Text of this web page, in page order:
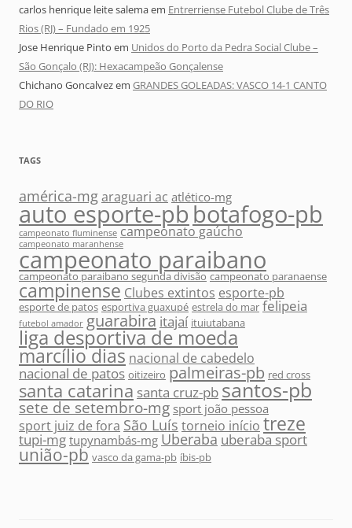
carlos henrique leite salemaem Entrerriense Futebol Clube de Três
Rios (RJ) – Fundado em 1925
Jose Henrique Pinto em Unidos do Porto da Pedra Social Clube –
São Gonçalo (RJ): Hexacampeão Gonçalense
Chichano Goncalvezem GRANDES GOLEADAS: VASCO 14-1 CANTO
DO RIO
TAGS
américa-mgaraguari ac atlético-mg
auto esporte-pbbotafogo-pb
campeonato fluminense campeonato gaúcho
campeonato maranhense
campeonato paraibano
campeonato paraibano segunda divisão campeonato paranaense
campinense Clubes extintos esporte-pb
esporte de patos esportiva guaxupé estrela do mar felipeia
futebol amador guarabira itajaí ituiutabana
liga desportiva de moeda
marcílio dias nacional de cabedelo
nacional de patos oitizeiro palmeiras-pb red cross
santa catarina santa cruz-pbsantos-pb
sete de setembro-mg sport joão pessoa
sport juiz de fora São Luís torneio início treze
tupi-mg tupynambás-mg Uberaba uberaba sport
união-pb vasco da gama-pb íbis-pb